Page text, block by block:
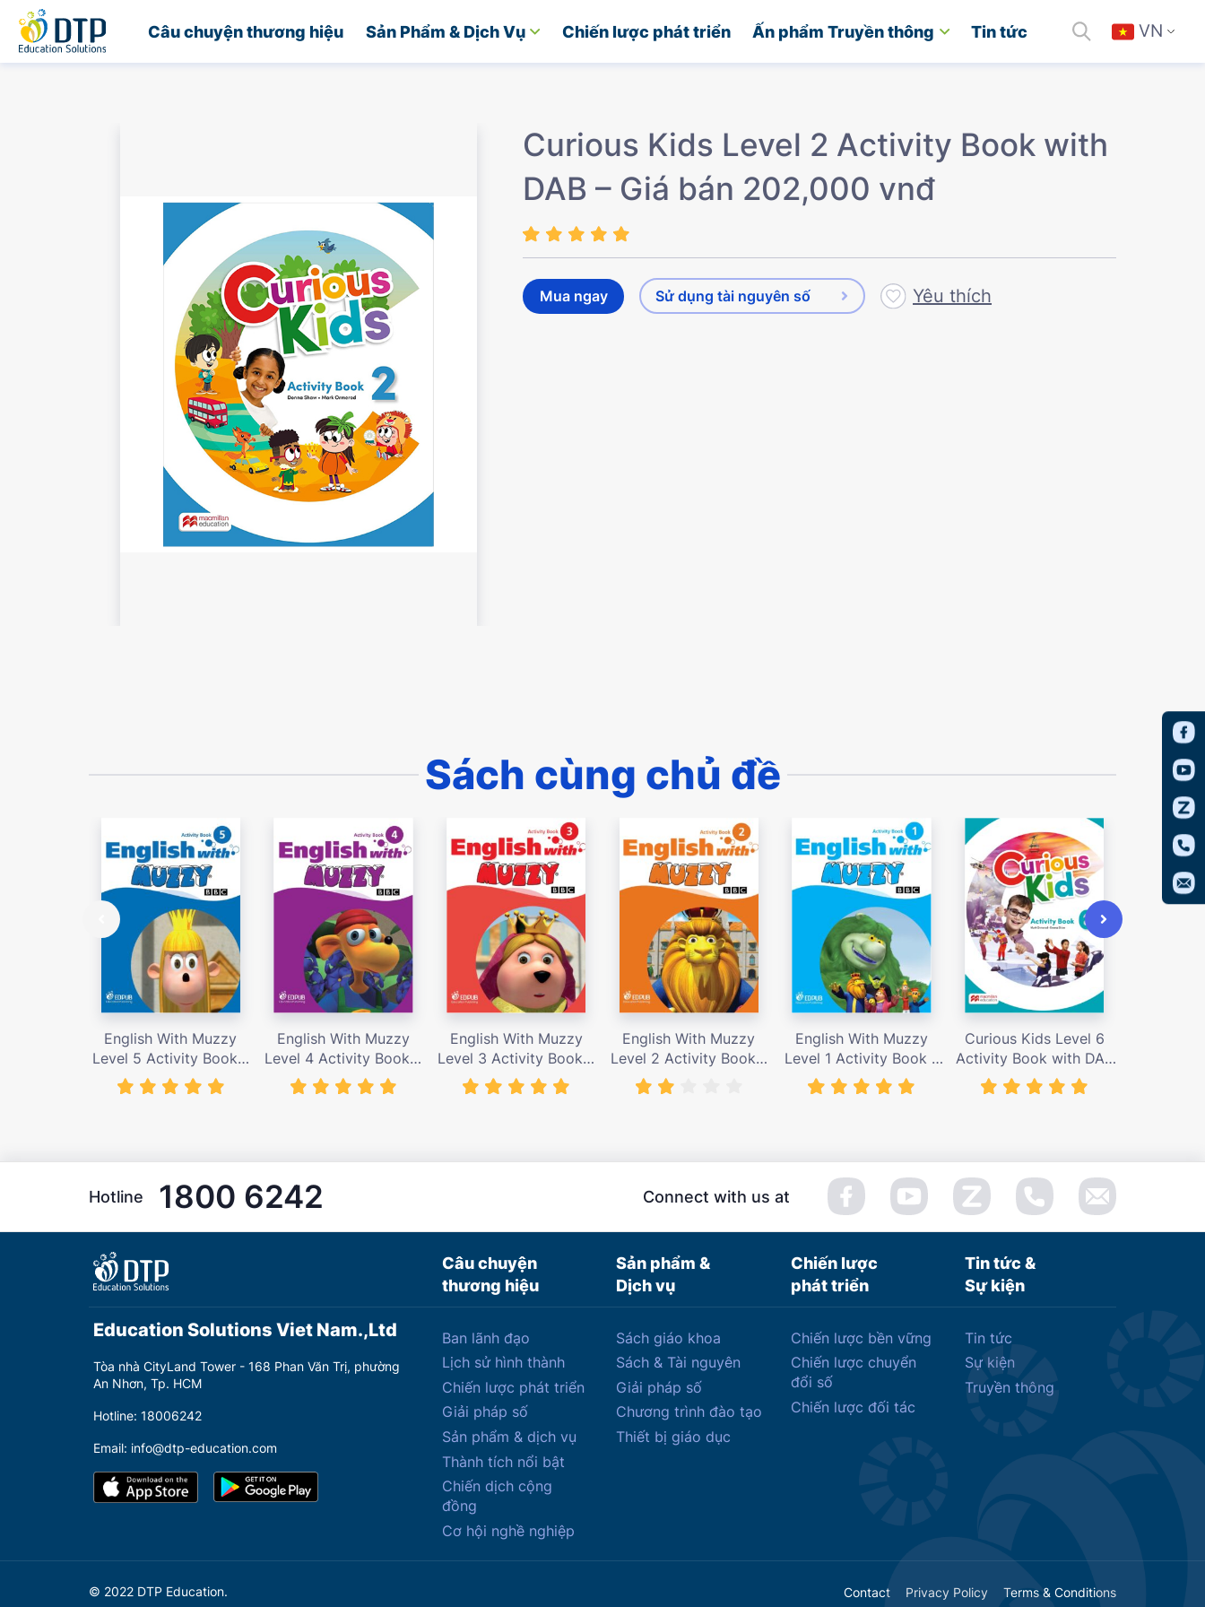
Câu chuyện thương hiệu Sản Phẩm & Dịch Vụ Chiến lược phát triển Ấn phẩm Truyền thông Tin tức VN
Trang chủ
Curious Kids Level 2 Activity Book with
DAB – Giá bán 202,000 vnđ
Mua ngay Sử dụng tài nguyên số Yêu thích
Sách cùng chủ đề
English With Muzzy
Level 5 Activity Book –
Giá bán 135,000 vnđ
English With Muzzy
Level 4 Activity Book –
Giá bán 135,000 vnđ
English With Muzzy
Level 3 Activity Book –
Giá bán 135,000 vnđ
English With Muzzy
Level 2 Activity Book –
Giá bán 135,000 vnđ
English With Muzzy
Level 1 Activity Book –
Giá bán 135,000 vnđ
Curious Kids Level 6
Activity Book with DAB
– Giá bán 202,000 vnđ
Hotline 1800 6242 Connect with us at
Câu chuyện
thương hiệu
Sản phẩm &
Dịch vụ
Chiến lược
phát triển
Tin tức &
Sự kiện
Education Solutions Viet Nam.,Ltd
Tòa nhà CityLand Tower - 168 Phan Văn Trị, phường
An Nhơn, Tp. HCM
Hotline: 18006242
Email: info@dtp-education.com
Ban lãnh đạo
Lịch sử hình thành
Chiến lược phát triển
Giải pháp số
Sản phẩm & dịch vụ
Thành tích nổi bật
Chiến dịch cộng
đồng
Cơ hội nghề nghiệp
Sách giáo khoa
Sách & Tài nguyên
Giải pháp số
Chương trình đào tạo
Thiết bị giáo dục
Chiến lược bền vững
Chiến lược chuyển
đổi số
Chiến lược đối tác
Tin tức
Sự kiện
Truyền thông
© 2022 DTP Education. Contact Privacy Policy Terms & Conditions